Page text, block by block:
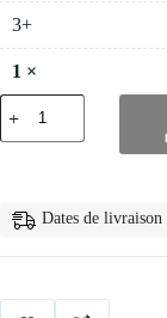
3+
1 ×
quantité
de
💅
en
Dates de